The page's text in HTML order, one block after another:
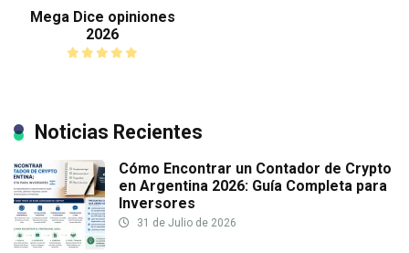
Mega Dice opiniones
2026
Noticias Recientes
Cómo Encontrar un Contador de Crypto
en Argentina 2026: Guía Completa para
Inversores
31 de Julio de 2026